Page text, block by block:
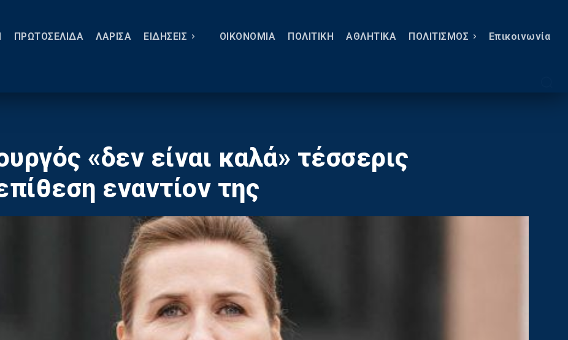
ΠΡΩΤΟΣΕΛΙΔΑ ΛΑΡΙΣΑ ΕΙΔΗΣΕΙΣ ΟΙΚΟΝΟΜΙΑ ΠΟΛΙΤΙΚΗ ΑΘΛΗΤΙΚΑ ΠΟΛΙΤΙΣΜΟΣ Eπικοινωνία
«δεν είναι καλά» τέσσερις
εναντίον της